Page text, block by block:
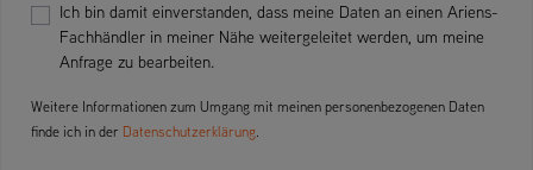
Ich bin damit einverstanden, dass meine Daten an einen Ariens-
Fachhändler in meiner Nähe weitergeleitet werden, um meine
Anfrage zu bearbeiten.
Weitere Informationen zum Umgang mit meinen personenbezogenen Daten
finde ich in der Datenschutzerklärung.